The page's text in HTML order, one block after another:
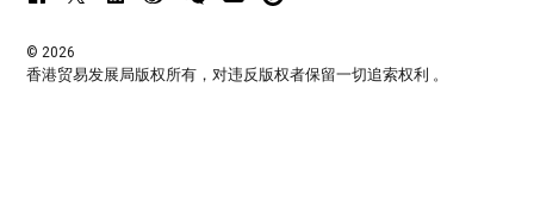
© 2026
香港贸易发展局版权所有，对违反版权者保留一切追索权利 。